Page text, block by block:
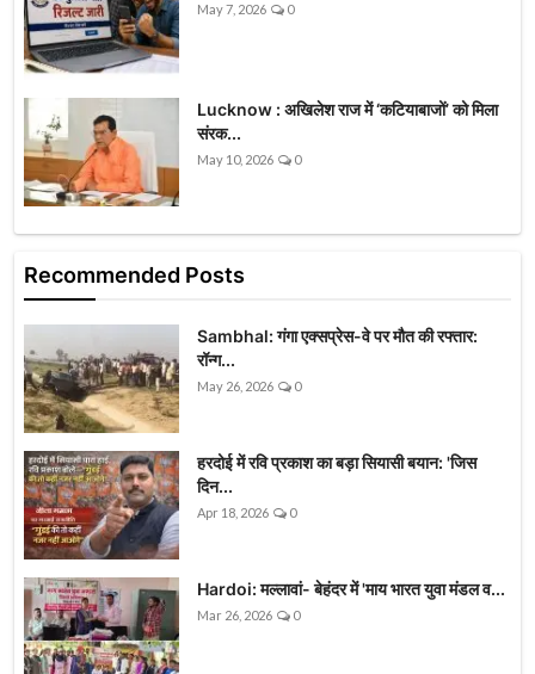
May 7, 2026 0
Lucknow : अखिलेश राज में ‘कटियाबाजों’ को मिला
संरक...
May 10, 2026 0
Recommended Posts
Sambhal: गंगा एक्सप्रेस-वे पर मौत की रफ्तार:
रॉन्ग...
May 26, 2026 0
हरदोई में रवि प्रकाश का बड़ा सियासी बयान: 'जिस
दिन...
Apr 18, 2026 0
Hardoi: मल्लावां- बेहंदर में 'माय भारत युवा मंडल व...
Mar 26, 2026 0